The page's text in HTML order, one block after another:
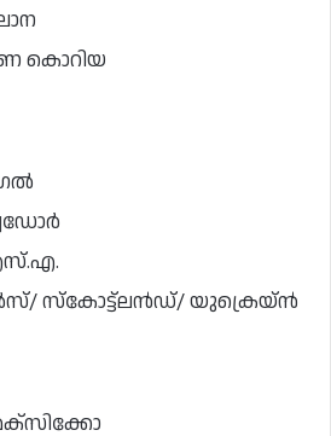
കൊറിയ
സ്‌കോട്ട്‌ലന്‍ഡ്/ യുക്രെയ്ന്‍